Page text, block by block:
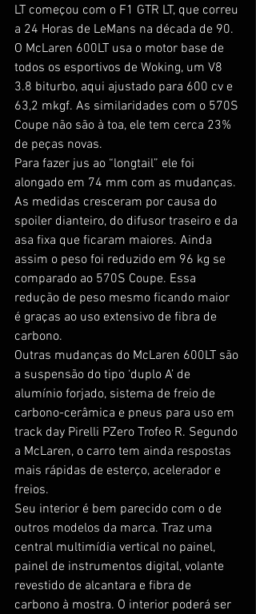
LT começou com o F1 GTR LT, que correu
a 24 Horas de LeMans na década de 90.
O McLaren 600LT usa o motor base de
todos os esportivos de Woking, um V8
3.8 biturbo, aqui ajustado para 600 cv e
63,2 mkgf. As similaridades com o 570S
Coupe não são à toa, ele tem cerca 23%
de peças novas.
Para fazer jus ao “longtail” ele foi
alongado em 74 mm com as mudanças.
As medidas cresceram por causa do
spoiler dianteiro, do difusor traseiro e da
asa fixa que ficaram maiores. Ainda
assim o peso foi reduzido em 96 kg se
comparado ao 570S Coupe. Essa
redução de peso mesmo ficando maior
é graças ao uso extensivo de fibra de
carbono.
Outras mudanças do McLaren 600LT são
a suspensão do tipo ‘duplo A’ de
alumínio forjado, sistema de freio de
carbono-cerâmica e pneus para uso em
track day Pirelli PZero Trofeo R. Segundo
a McLaren, o carro tem ainda respostas
mais rápidas de esterço, acelerador e
freios.
Seu interior é bem parecido com o de
outros modelos da marca. Traz uma
central multimídia vertical no painel,
painel de instrumentos digital, volante
revestido de alcantara e fibra de
carbono à mostra. O interior poderá ser